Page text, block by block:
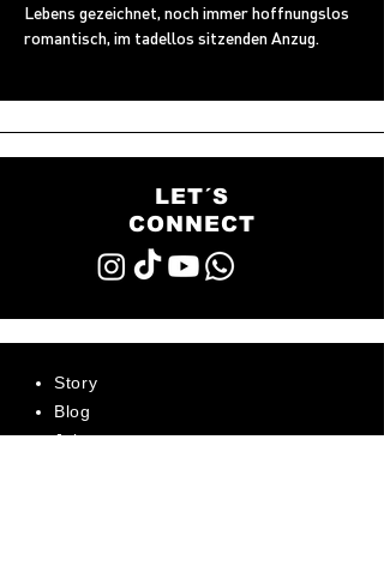
Lebens gezeichnet, noch immer hoffnungslos
romantisch, im tadellos sitzenden Anzug.
LET´S
CONNECT
Story
Blog
Jobs